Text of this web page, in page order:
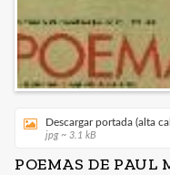
Descargar portada (alta
jpg ~ 3.1 kB
POEMAS DE PAUL